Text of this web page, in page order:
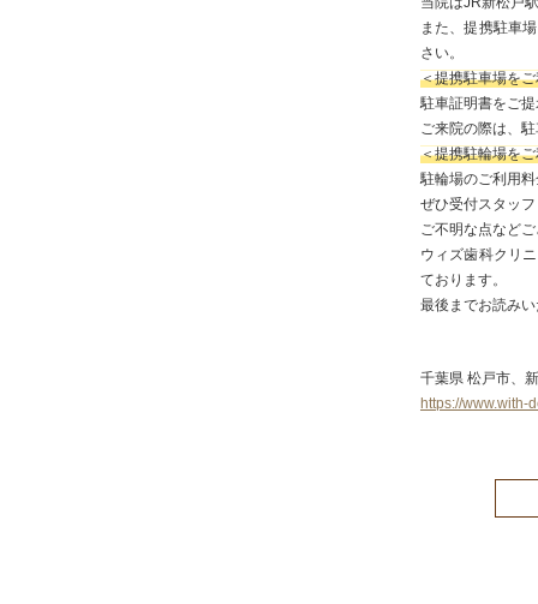
また、提携駐車
さい。
＜提携駐車場を
駐車証明書をご
ご来院の際は、
＜提携駐輪場を
駐輪場のご利用
ぜひ受付スタッ
ご不明な点など
ウィズ歯科クリ
ております。
最後までお読み
千葉県 松戸市、
https://www.with-